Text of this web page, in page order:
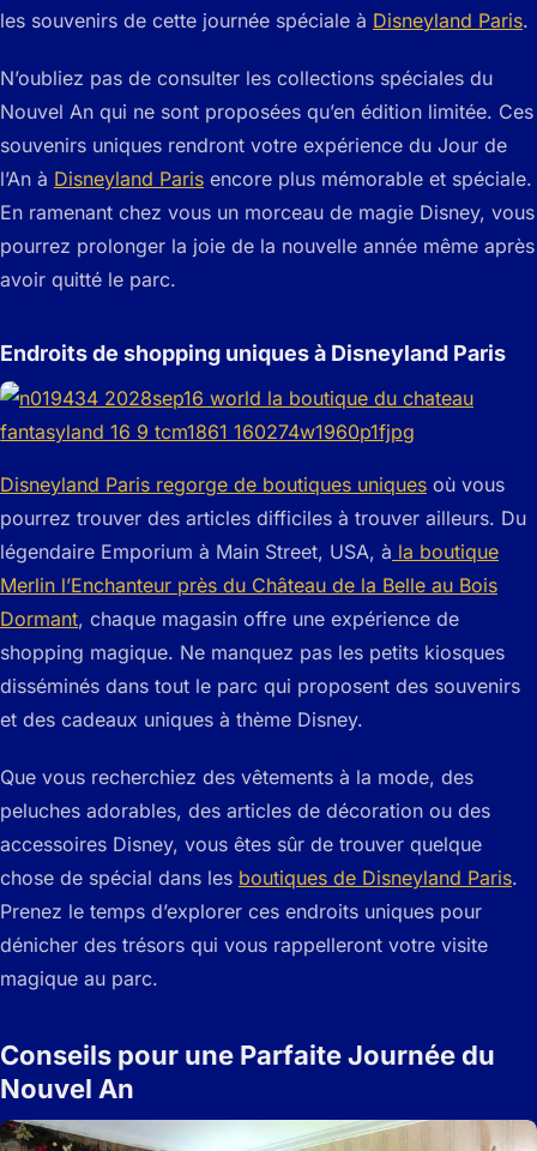
les souvenirs de cette journée spéciale à Disneyland Paris.
N’oubliez pas de consulter les collections spéciales du
Nouvel An qui ne sont proposées qu’en édition limitée. Ces
souvenirs uniques rendront votre expérience du Jour de
l’An à Disneyland Paris encore plus mémorable et spéciale.
En ramenant chez vous un morceau de magie Disney, vous
pourrez prolonger la joie de la nouvelle année même après
avoir quitté le parc.
Endroits de shopping uniques à Disneyland Paris
Disneyland Paris regorge de boutiques uniques où vous
pourrez trouver des articles difficiles à trouver ailleurs. Du
légendaire Emporium à Main Street, USA, à la boutique
Merlin l’Enchanteur près du Château de la Belle au Bois
Dormant, chaque magasin offre une expérience de
shopping magique. Ne manquez pas les petits kiosques
disséminés dans tout le parc qui proposent des souvenirs
et des cadeaux uniques à thème Disney.
Que vous recherchiez des vêtements à la mode, des
peluches adorables, des articles de décoration ou des
accessoires Disney, vous êtes sûr de trouver quelque
chose de spécial dans les boutiques de Disneyland Paris.
Prenez le temps d’explorer ces endroits uniques pour
dénicher des trésors qui vous rappelleront votre visite
magique au parc.
Conseils pour une Parfaite Journée du
Nouvel An